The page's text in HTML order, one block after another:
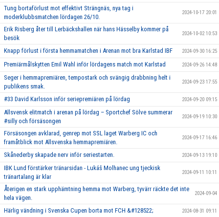
Tung bortaförlust mot effektivt Strängnäs, nya tag i
moderklubbsmatchen lördagen 26/10.
2024-10-17 20:01
Erik Risberg åter till Lerbäckshallen när hans Hässelby kommer på
besök
2024-10-02 10:53
Knapp förlust i första hemmamatchen i Arenan mot bra Karlstad IBF 2024-09-30 16:25
Premiärmålskytten Emil Wahl inför lördagens match mot Karlstad 2024-09-26 14:48
Seger i hemmapremiären, tempostark och svängig drabbning helt i
publikens smak.
2024-09-23 17:55
#33 David Karlsson inför seriepremiären på lördag 2024-09-20 09:15
Allsvensk elitmatch i arenan på lördag – Sportchef Sölve summerar
#silly och försäsongen
2024-09-19 10:30
Försäsongen avklarad, genrep mot SSL laget Warberg IC och
framåtblick mot Allsvenska hemmapremiären.
2024-09-17 16:46
Skånederby skapade nerv inför seriestarten. 2024-09-13 19:10
IBK Lund förstärker tränarsidan - Lukáš Molhanec ung tjeckisk
tränartalang är klar
2024-09-11 10:11
Återigen en stark upphämtning hemma mot Warberg, tyvärr räckte det inte
hela vägen.
2024-09-04
Härlig vändning i Svenska Cupen borta mot FCH &#128522; 2024-08-31 09:11